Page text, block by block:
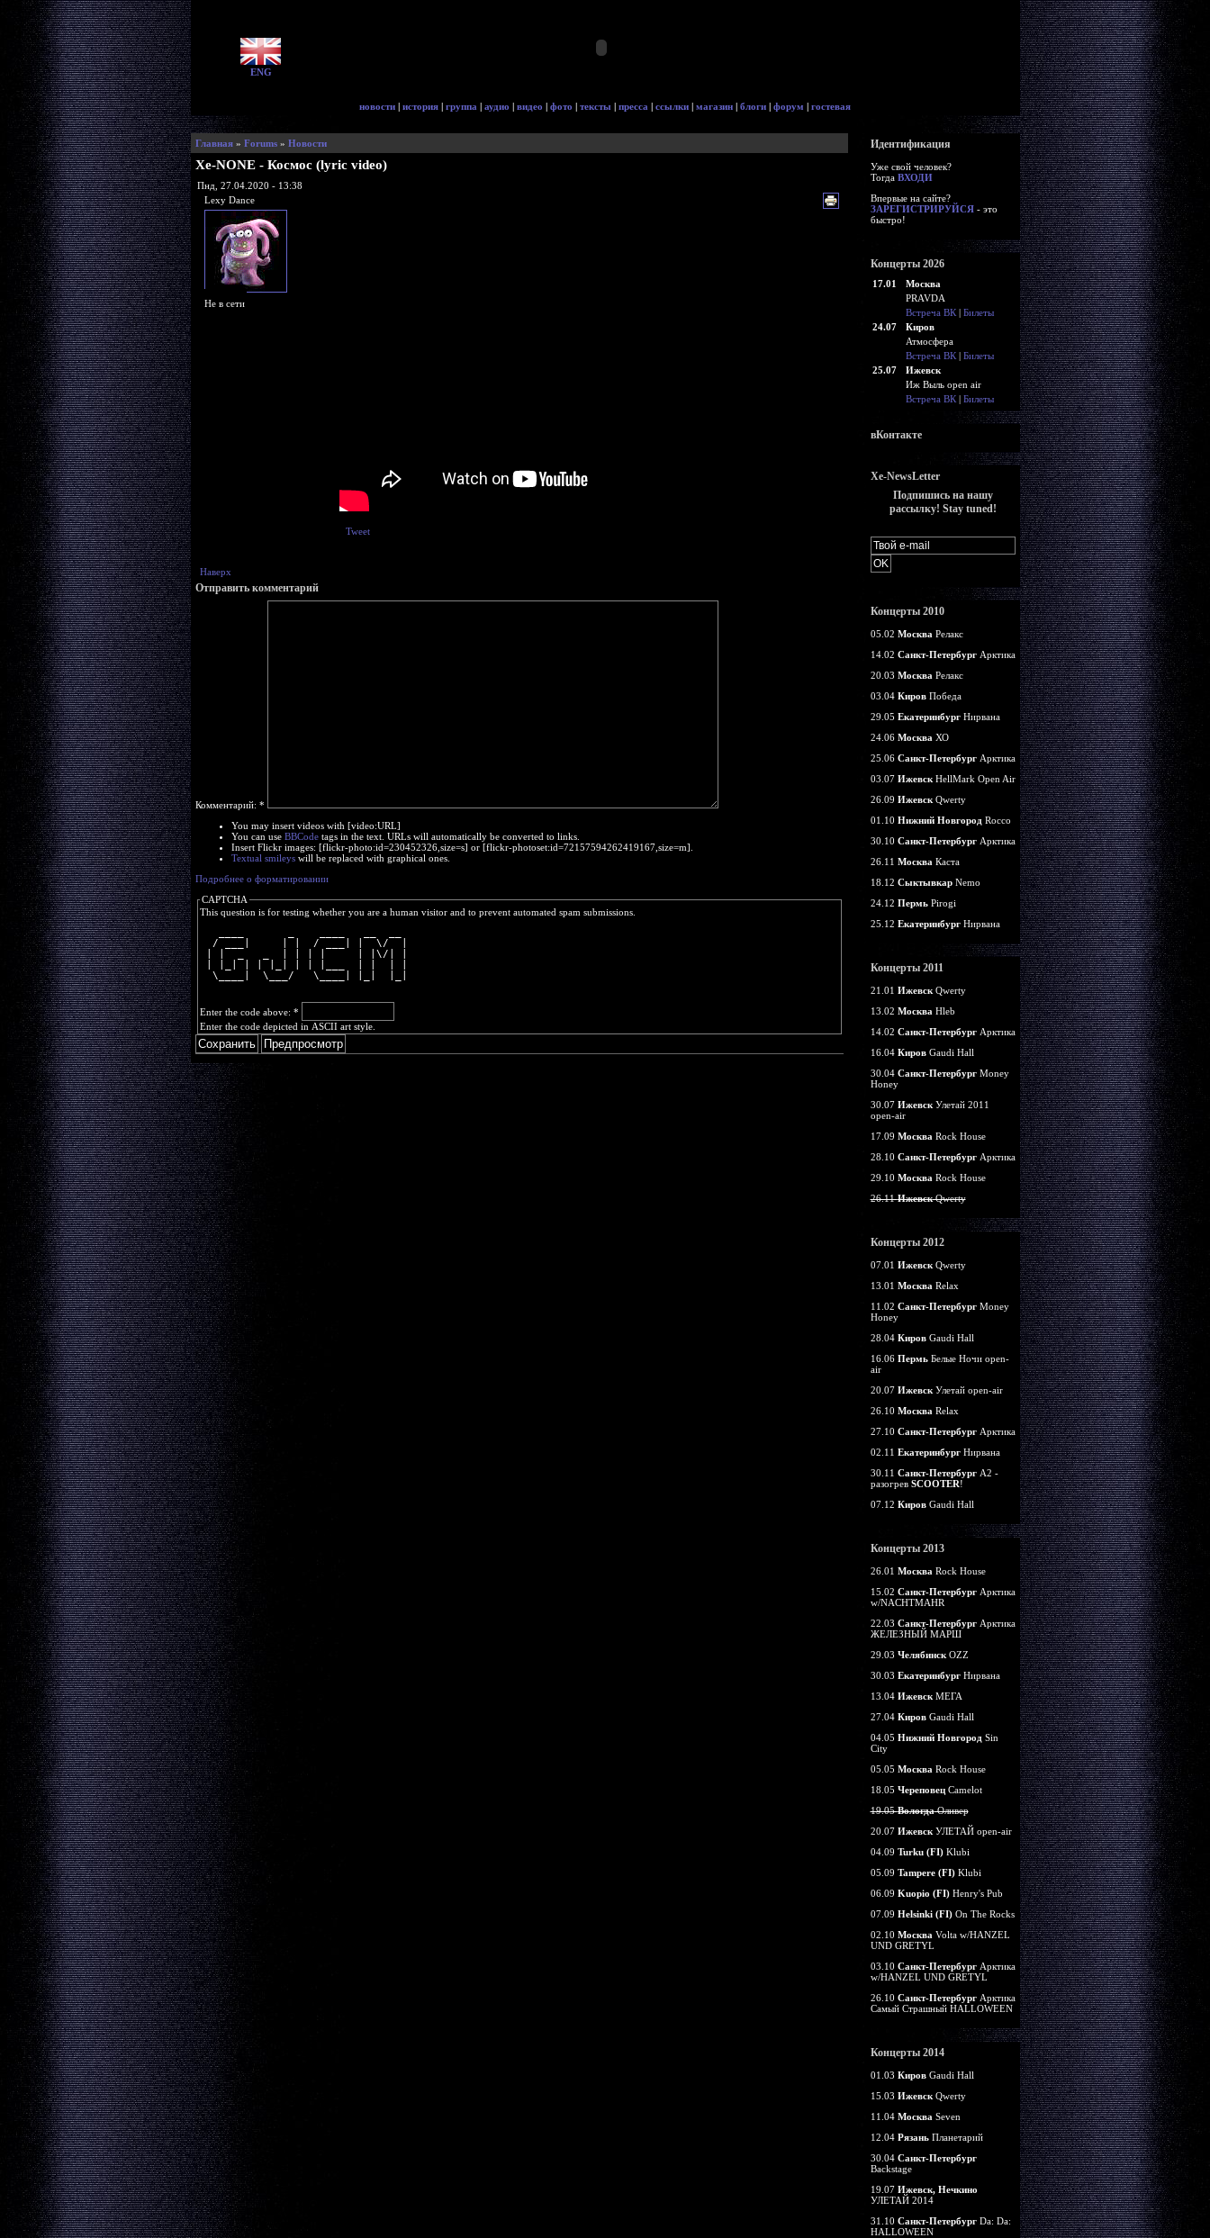
ENG
новости | история | группа | аудио | видео | фото | тексты | пресса | ссылки | магазин | блоги | форум | гостевая
Главная» Forums» Новости
Xe-NONE - Космос (lyric video)
Пнд, 27.04.2020 - 13:38
Lexy Dance
Не в сети
Tweet
Наверх
Отправить комментарий
Комментарий: *
You may insert videos with [video:URL]
You can use BBCodetags in the text. URLs will automatically be converted to links.
Insert Flickr images: [flickr-photo:id=230452326,size=s] or [flickr-photoset:id=72157594262419167,size=m].
Textual smileyswill be replaced with graphical ones.
Подробнее о форматировании
CAPTCHA
This question is for testing whether you are a human visitor and to prevent automated spam submissions.
  / ___|     | |  / ___| |  \/  |
| |  _   _  | | | |     | |\/| |
  \____|  \___/   \____| |_|  |_|
Enter the code above: *
Enter the code depicted in ASCII art style.
Идентификация
Уже свой человек?
Тогда ВХОДИ
Впервые на сайте?
ЗАРЕГИСТРИРУЙСЯ- это
быстро!
Концерты 2026
17.01
Москва
PRAVDA
Встреча ВК| Билеты
24.07
Киров
Атмосфера
Встреча ВК| Билеты
25.07
Ижевск
Иж Выль open air
Встреча ВК| Билеты
вКонтакте
Xe-NewsLetter
Подпишись на нашу
рассылку! Stay tuned!
Концерты 2010
05.02 Москва Релакс
14.02 Санкт-ПетербургАрктика
20.03 Москва Релакс
03.04 КировПобеда
29.05 ЕкатеринбургНирвана
24.06 Москва ХО
25.06 Санкт-ПетербургАрктика
03.07 ИжевскHellMark Open Air
26.09 ИжевскQwerty
01.10 Нижний НовгородRocco
30.10 Санкт-ПетербургАрктика
26.11 Москва Каста
18.12 СыктывкарNemo
24.12 ПермьPirogi
25.12 ЕкатеринбургНирвана
Концерты 2011
21.01 ИжевскQwerty
13.02 Москва Hleb
14.02 Санкт-ПетербургАрктика
16.04 КировGaudi Hall
30.04 Санкт-ПетербургMoney
Honey
30.07 ИжевскУлетай 2011
open-air
17.09 Москва Rock House
28.10 Санкт-ПетербургАрктика
29.10 Москва Rock House
26.11ИжевскQwerty
Концерты 2012
07.01 ИжевскQwerty
13.01 Москва Relax
11.02 Санкт-ПетербургMoney
Honey
28.04 КировGaudi Hall
16.06 ПермьБелые Ночи open-
air
20.07 ИжевскУлетай open-air
26.10 Москва Relax
27.10 Санкт-ПетербургАрктика
02.11 ЕкатеринбургНирвана
30.11 Санкт-ПетербургА2 -
разогрев SCOOTER!
07.12 КировGaudi Hall
Концерты 2013
26.01 Москва Rock House
15.02 Санкт-ПетербургАрктика
w/NACHTMAHR
22.03 Санкт-ПетербургАрктика
ЖЕЛЕЗНЫЙ МАРШ
29.03 ЧелябинскOZZ
30.03 ЕкатеринбургНирвана
13.04 ИжевскМЕГА
27.04 КировGaudi Hall
04.05 Нижний НовгородSin
City
05.05 Москва Rock House
18.05 ЧереповецCamelot
19.05ВологдаОливер
20.07 ИжевскУЛЕТАЙ open-air
04.09 Turku (FI)Klubi
05.09 Tampere (FI)Klubi
06.09 Kuopio (FI)Henry's Pub
07.09 Helsinki (FI)On The Rocks
02.10 Москва Volta w/HANZEL
UND GRETYL
03.10 Санкт-ПетербургАрктика
w/HANZEL UND GRETYL
26.10 Санкт-ПетербургАрктика
Самый Страшный HALLOWEEN
Концерты 2014
01.03 КировGaudi Hall
15.03 ИжевскQwerty
11.04 Москва Seven
12.04 РязаньПланетарий
30.04 Санкт-Петербург
Backstage
19.07 Ижевск, Нечкино
УЛЕТАЙ 2014
31.10 Санкт-ПетербургDa: Da:
HALLOWEEN